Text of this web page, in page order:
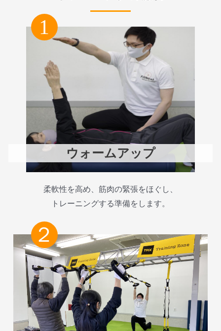
1
ウォームアップ
柔軟性を高め、筋肉の緊張をほぐし、
トレーニングする準備をします。
２